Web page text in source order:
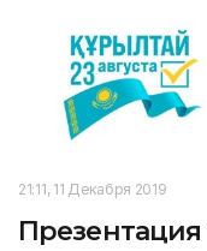
21:11, 11 Декабря 2019
Презентация